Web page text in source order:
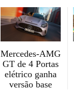
Mercedes-AMG
GT de 4 Portas
elétrico ganha
versão base